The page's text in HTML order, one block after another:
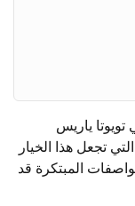
ياريس
تجعل هذا الخيار
المبتكرة قد